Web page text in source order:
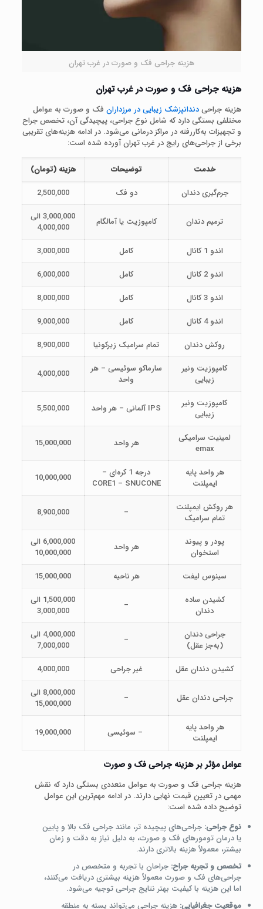
هزینه جراحی فک و صورت در غرب تهران
هزینه جراحی فک و صورت در غرب تهران
هزینه جراحیدندانپزشک زیبایی در مرزدارانفک و صورت به عوامل
مختلفی بستگی دارد که شامل نوع جراحی، پیچیدگی آن، تخصص جراح
و تجهیزات به‌کاررفته در مراکز درمانی می‌شود. در ادامه هزینه‌های تقریبی
برخی از جراحی‌های رایج در غرب تهران آورده شده است:
خدمت توضیحات
هزینه (تومان)
جرم‌گیری دندان
دو فک 2,500,000
ترمیم دندان کامپوزیت یا آمالگام
3,000,000 الی
4,000,000
اندو 1 کانال
کامل
3,000,000
اندو 2 کانال
کامل
6,000,000
اندو 3 کانال
کامل
8,000,000
اندو 4 کانال
کامل
9,000,000
روکش دندان
تمام سرامیک زیرکونیا
8,900,000
کامپوزیت ونیر
زیبایی
سارماکو سوئیسی – هر
واحد
4,000,000
کامپوزیت ونیر
زیبایی
IPS آلمانی – هر واحد 5,500,000
لمینیت سرامیکی
emax
هر واحد 15,000,000
هر واحد پایه
ایمپلنت
درجه 1 کره‌ای –
CORE1 – SNUCONE
10,000,000
هر روکش ایمپلنت
تمام سرامیک
–
8,900,000
پودر و پیوند
استخوان
هر واحد
6,000,000 الی
10,000,000
سینوس لیفت
هر ناحیه
15,000,000
کشیدن ساده
دندان
–
1,500,000 الی
3,000,000
جراحی دندان
(به‌جز عقل)
–
4,000,000 الی
7,000,000
کشیدن دندان عقل
غیر جراحی 4,000,000
جراحی دندان عقل –
8,000,000 الی
15,000,000
هر واحد پایه
ایمپلنت
– سوئیسی 19,000,000
عوامل مؤثر بر هزینه جراحی فک و صورت
هزینه جراحی فک و صورت به عوامل متعددی بستگی دارد که نقش
مهمی در تعیین قیمت نهایی دارند. در ادامه مهم‌ترین این عوامل
توضیح داده شده است:
نوع جراحی: جراحی‌های پیچیده‌ تر، مانند جراحی فک بالا و پایین
یا درمان تومورهای فک و صورت، به دلیل نیاز به دقت و زمان
بیشتر، معمولاً هزینه بالاتری دارند.
تخصص و تجربه جراح: جراحان با تجربه و متخصص در
جراحی‌های فک و صورت معمولاً هزینه بیشتری دریافت می‌کنند،
اما این هزینه با کیفیت بهتر نتایج جراحی توجیه می‌شود.
موقعیت جغرافیایی: هزینه جراحی می‌تواند بسته به منطقه